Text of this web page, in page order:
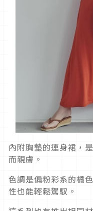
內附胸墊的連身裙，
而親膚。
色調是偏粉彩系的橘
性也能輕鬆駕馭。